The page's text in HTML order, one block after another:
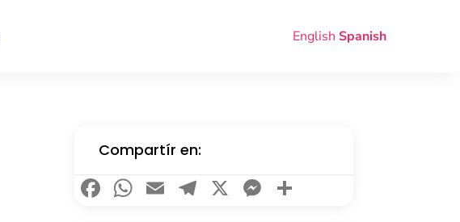
English Spanish
Compartír en:
Facebook
WhatsApp
EmailTelegram
X Messenger